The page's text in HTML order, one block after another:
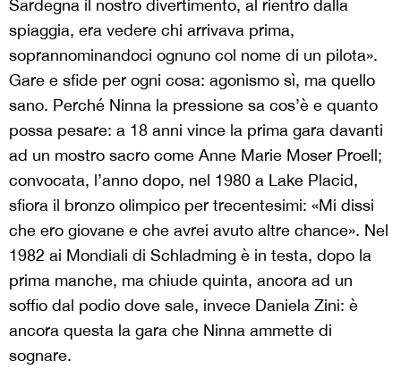
Sardegna il nostro divertimento, al rientro dalla
spiaggia, era vedere chi arrivava prima,
soprannominandoci ognuno col nome di un pilota».
Gare e sfide per ogni cosa: agonismo sì, ma quello
sano. Perché Ninna la pressione sa cos’è e quanto
possa pesare: a 18 anni vince la prima gara davanti
ad un mostro sacro come Anne Marie Moser Proell;
convocata, l’anno dopo, nel 1980 a Lake Placid,
sfiora il bronzo olimpico per trecentesimi: «Mi dissi
che ero giovane e che avrei avuto altre chance». Nel
1982 ai Mondiali di Schladming è in testa, dopo la
prima manche, ma chiude quinta, ancora ad un
soffio dal podio dove sale, invece Daniela Zini: è
ancora questa la gara che Ninna ammette di
sognare.